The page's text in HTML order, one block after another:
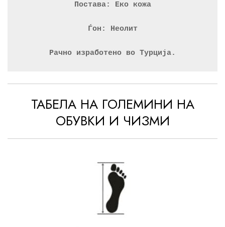
Постава: Еко кожа
Ѓон: Неолит
Рачно изработено во Турција.
ТАБЕЛА НА ГОЛЕМИНИ НА
ОБУВКИ И ЧИЗМИ